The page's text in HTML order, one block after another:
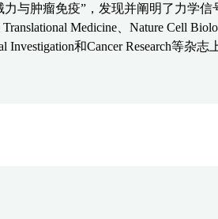
力与肿瘤免疫” ，发现并阐明了力学
Translational Medicine Nature Cell
Investigation和Cancer Research等杂志